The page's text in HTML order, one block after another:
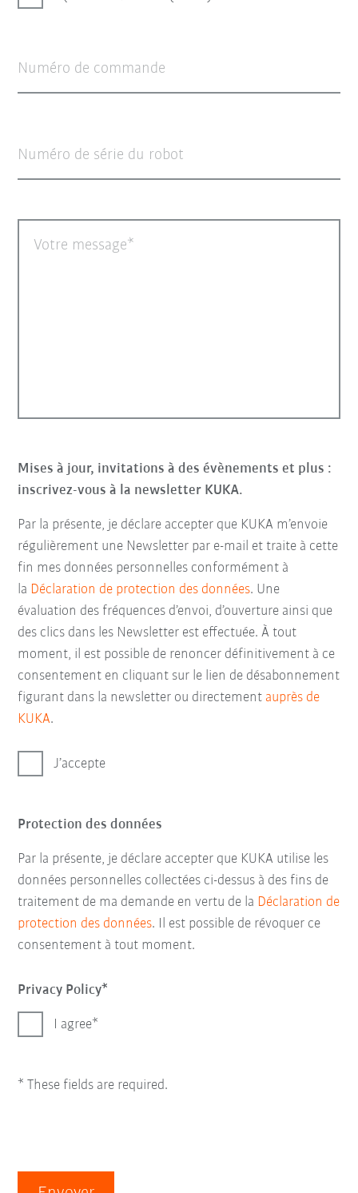
Numéro de commande
Numéro de série du robot
Votre message
Mises à jour, invitations à des évènements et plus :
inscrivez-vous à la newsletter KUKA.
Par la présente, je déclare accepter que KUKA m’envoie
régulièrement une Newsletter par e-mail et traite à cette
fin mes données personnelles conformément à
la Déclaration de protection des données. Une
évaluation des fréquences d’envoi, d’ouverture ainsi que
des clics dans les Newsletter est effectuée. À tout
moment, il est possible de renoncer définitivement à ce
consentement en cliquant sur le lien de désabonnement
figurant dans la newsletter ou directement auprès de
KUKA.
J’accepte
Protection des données
Par la présente, je déclare accepter que KUKA utilise les
données personnelles collectées ci-dessus à des fins de
traitement de ma demande en vertu de la Déclaration de
protection des données. Il est possible de révoquer ce
consentement à tout moment.
Privacy Policy
I agree
* These fields are required.